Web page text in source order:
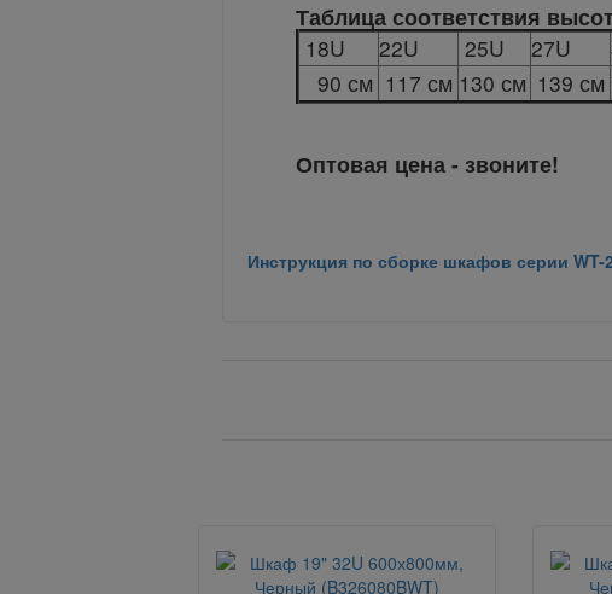
Таблица соответствия
18U
22U 25U 27U
90 см 117 см 130 см 139 см
Оптовая цена - звоните!
Инструкция по сборке шкафов серии WT-